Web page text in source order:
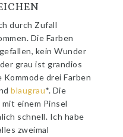
durch Zufall
Die Farben
kein Wunder
grau ist grandios
drei Farben
blaugrau*. Die
einem Pinsel
schnell. Ich habe
zweimal